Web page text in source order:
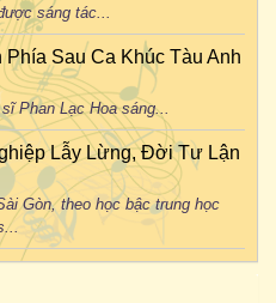
sáng tác...
Sau Ca Khúc Tàu Anh
Phan Lạc Hoa sáng...
Lẫy Lừng, Đời Tư Lận
Gòn, theo học bậc trung học